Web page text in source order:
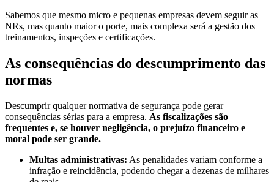
Sabemos que mesmo micro e pequenas empresas devem seguir as
NRs, mas quanto maior o porte, mais complexa será a gestão dos
treinamentos, inspeções e certificações.
As consequências do descumprimento das
normas
Descumprir qualquer normativa de segurança pode gerar
consequências sérias para a empresa. As fiscalizações são
frequentes e, se houver negligência, o prejuízo financeiro e
moral pode ser grande.
Multas administrativas: As penalidades variam conforme a
infração e reincidência, podendo chegar a dezenas de milhares